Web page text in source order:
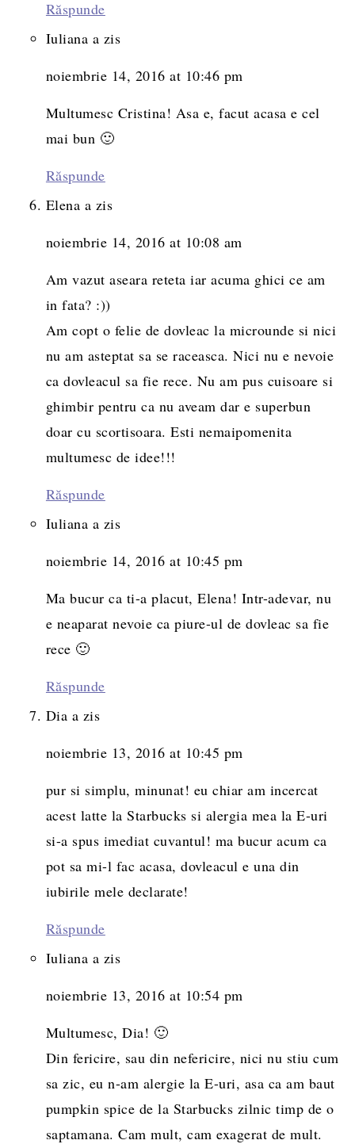
Răspunde
Iuliana a zis
noiembrie 14, 2016 at 10:46 pm
Multumesc Cristina! Asa e, facut acasa e cel
mai bun 🙂
Răspunde
Elena a zis
noiembrie 14, 2016 at 10:08 am
Am vazut aseara reteta iar acuma ghici ce am
in fata? :))
Am copt o felie de dovleac la microunde si nici
nu am asteptat sa se raceasca. Nici nu e nevoie
ca dovleacul sa fie rece. Nu am pus cuisoare si
ghimbir pentru ca nu aveam dar e superbun
doar cu scortisoara. Esti nemaipomenita
multumesc de idee!!!
Răspunde
Iuliana a zis
noiembrie 14, 2016 at 10:45 pm
Ma bucur ca ti-a placut, Elena! Intr-adevar, nu
e neaparat nevoie ca piure-ul de dovleac sa fie
rece 🙂
Răspunde
Dia a zis
noiembrie 13, 2016 at 10:45 pm
pur si simplu, minunat! eu chiar am incercat
acest latte la Starbucks si alergia mea la E-uri
si-a spus imediat cuvantul! ma bucur acum ca
pot sa mi-l fac acasa, dovleacul e una din
iubirile mele declarate!
Răspunde
Iuliana a zis
noiembrie 13, 2016 at 10:54 pm
Multumesc, Dia! 🙂
Din fericire, sau din nefericire, nici nu stiu cum
sa zic, eu n-am alergie la E-uri, asa ca am baut
pumpkin spice de la Starbucks zilnic timp de o
saptamana. Cam mult, cam exagerat de mult.